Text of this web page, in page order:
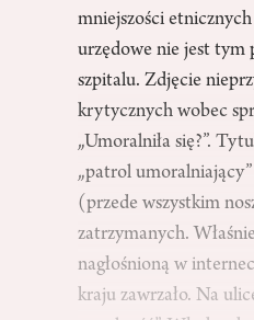
mniejszości
urzędowe nie jest tym
szpitalu. Zdjęcie
krytycznych wobec
„Umoralniła się?”.
„patrol
(przede wszystkim
zatrzymanych.
nagłośnioną w
kraju zawrzało. Na